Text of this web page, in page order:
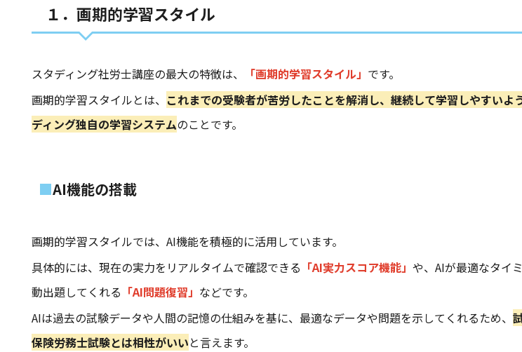
１．画期的学習スタイル
スタディング社労士講座の最大の特徴は、 「画期的学習スタイル」 です。
画期的学習スタイルとは、 これまでの受験者が苦労したことを解消し、継続して学習しやすいよ
ディング独自の学習システムのことです。
AI機能の搭載
画期的学習スタイルでは、AI機能を積極的に活用しています。
具体的には、現在の実力をリアルタイムで確認できる 「AI実力スコア機能」 や、AIが最適なタイ
動出題してくれる 「AI問題復習」 などです。
AIは過去の試験データや人間の記憶の仕組みを基に、最適なデータや問題を示してくれるため、
保険労務士試験とは相性がいいと言えます。